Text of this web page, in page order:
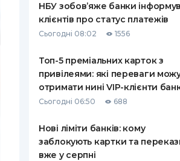
НБУ зобов’яже банки
клієнтів про статус платежів
Сьогодні 08:02 1556
Топ-5 преміальних карток з
привілеями: які переваги
отримати нині VIP-клієнти
Сьогодні 06:50 688
Нові ліміти банків: кому
заблокують картки та
вже у серпні